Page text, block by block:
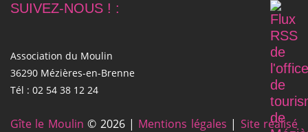
SUIVEZ-NOUS ! :
Association du Moulin
36290 Mézières-en-Brenne
Tél : 02 54 38 12 24
Gîte le Moulin © 2026 | Mentions légales | Site réalisé